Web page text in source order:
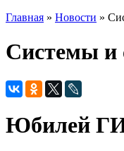
Главная » Новости »
Системы и
Юбилей